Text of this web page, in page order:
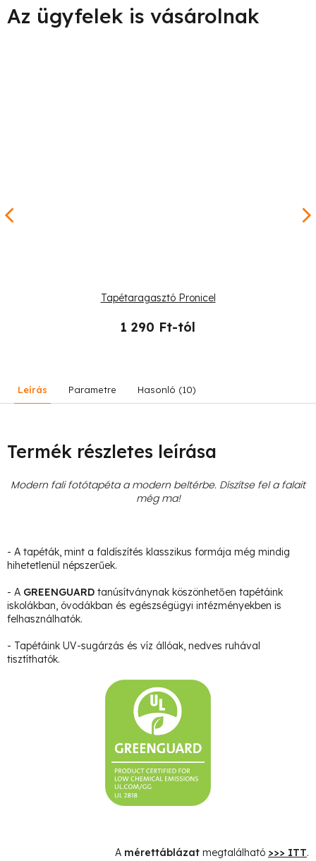
Tapétaragasztó Pronicel
1 290 Ft-tól
Leírás Parametre Hasonló (10)
Termék részletes leírása
Modern fali fotótapéta a modern beltérbe. Díszítse fel a falait
még ma!
- A tapéták, mint a faldíszítés klasszikus formája még mindig
hihetetlenül népszerűek.
- A GREENGUARD tanúsítványnak köszönhetően tapétáink
iskolákban, óvodákban és egészségügyi intézményekben is
felhasználhatók.
- Tapétáink UV-sugárzás és víz állóak, nedves ruhával
tisztíthatók.
A mérettáblázat megtalálható >>> ITT.